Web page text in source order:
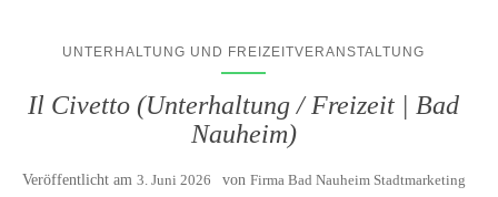
UNTERHALTUNG UND FREIZEITVERANSTALTUNG
Il Civetto (Unterhaltung / Freizeit | Bad
Nauheim)
Veröffentlicht am 3. Juni 2026 von Firma Bad Nauheim Stadtmarketing